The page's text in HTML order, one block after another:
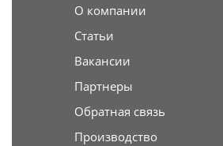
О компании
Статьи
Вакансии
Партнеры
Обратная связь
Производство